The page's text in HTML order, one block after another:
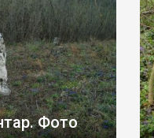
Фото